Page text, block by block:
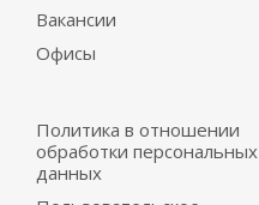
Вакансии
Офисы
Политика в отношении
обработки персональных
данных